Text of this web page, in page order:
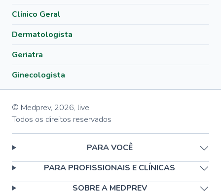
Clínico Geral
Dermatologista
Geriatra
Ginecologista
© Medprev, 2026, live
Todos os direitos reservados
PARA VOCÊ
PARA PROFISSIONAIS E CLÍNICAS
SOBRE A MEDPREV